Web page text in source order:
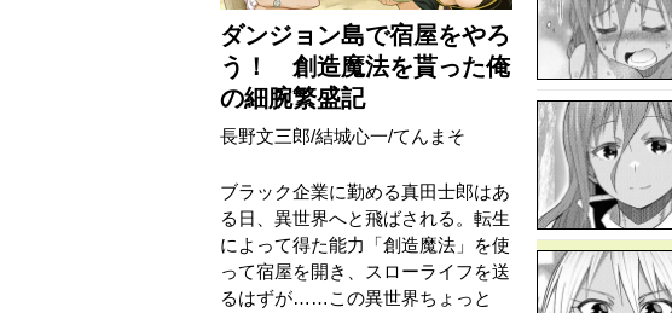
ダンジョン島で宿屋をやろ
う！ 創造魔法を貰った俺
の細腕繁盛記
長野文三郎/結城心一/てんまそ
ブラック企業に勤める真田士郎はあ
る日、異世界へと飛ばされる。転生
によって得た能力「創造魔法」を使
って宿屋を開き、スローライフを送
るはずが……この異世界ちょっと